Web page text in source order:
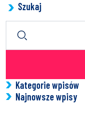
Szukaj
Kategorie wpisów
Najnowsze wpisy